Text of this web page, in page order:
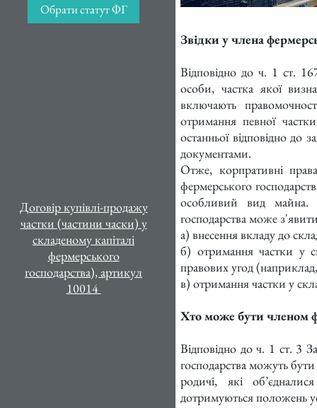
Обрати статут ФГ
Договір купівлі-продажу
частки (частини часки) у
складеному капіталі
фермерського
господарства), артикул
10014
Звідки у члена
Відповідно до ч. 1 ст.
особи, частка якої
включають
отримання певної частки
останньої відповідно до
документами.
Отже, корпративні
фермерського
особливий вид майна.
господарства може
а) внесення вкладу до
б) отримання частки у
правових угод
в) отримання частки у
Хто може бути членом
Відповідно до ч. 1 ст. 3
господарства можуть бути
родичі, які
дотримуються положень